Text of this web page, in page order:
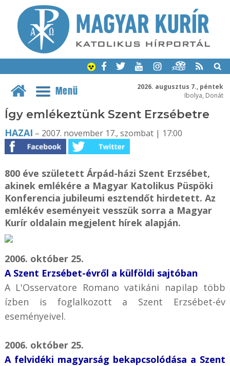
2026. augusztus 7., péntek
Ibolya, Donát
Menü
Így emlékeztünk Szent Erzsébetre
HAZAI – 2007. november 17., szombat | 17:00
800 éve született Árpád-házi Szent Erzsébet,
akinek emlékére a Magyar Katolikus Püspöki
Konferencia jubileumi esztendőt hirdetett. Az
emlékév eseményeit vesszük sorra a Magyar
Kurír oldalain megjelent hírek alapján.
2006. október 25.
A Szent Erzsébet-évről a külföldi sajtóban
A L'Osservatore Romano vatikáni napilap több
ízben is foglalkozott a Szent Erzsébet-év
eseményeivel.
2006. október 25.
A felvidéki magyarság bekapcsolódása a Szent